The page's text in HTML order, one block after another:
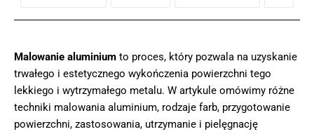
Malowanie aluminium to proces, który pozwala na uzyskanie
trwałego i estetycznego wykończenia powierzchni tego
lekkiego i wytrzymałego metalu. W artykule omówimy różne
techniki malowania aluminium, rodzaje farb, przygotowanie
powierzchni, zastosowania, utrzymanie i pielęgnację